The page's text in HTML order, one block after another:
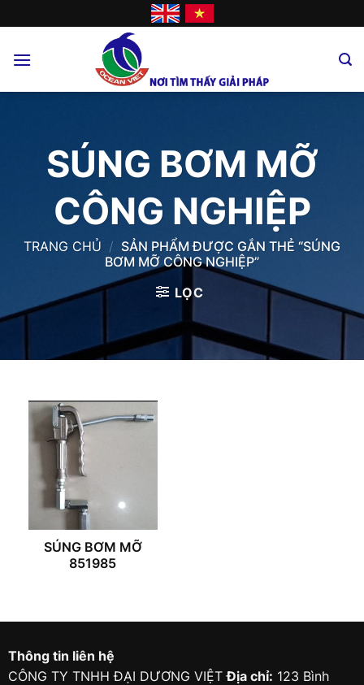
to
SÚNG BƠM MỠ
CÔNG NGHIỆP
TRANG CHỦ / SẢN PHẨM ĐƯỢC GẮN THẺ “SÚNG
BƠM MỠ CÔNG NGHIỆP”
LỌC
SÚNG BƠM MỠ
851985
Thông tin liên hệ
CÔNG TY TNHH ĐẠI DƯƠNG VIỆTĐịa chỉ: 123 Bình